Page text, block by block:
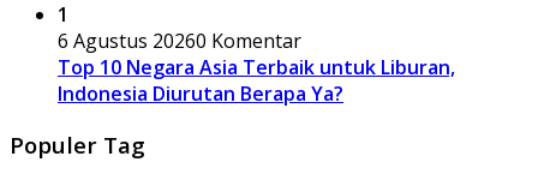
1
6 Agustus 20260 Komentar
Top 10 Negara Asia Terbaik untuk Liburan,
Indonesia Diurutan Berapa Ya?
Populer Tag